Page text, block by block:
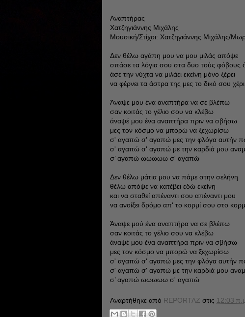
Αναπτήρας
Χατζηγιάννης Μιχάλης
Μουσική/Στίχοι: Χατζηγιάννης Μιχάλης/
Δεν θέλω αγάπη μου να μου μιλάς απόψε
σπάσε τα λόγια σου στα δυο τούς φόβους
άσε την νύχτα να μιλάει εκείνη μόνο ξέρει
να φέρνει τα άστρα της μες το δικό σου χέρι
Άναψε μου ένα αναπτήρα να σε βλέπω
σαν κοιτάς το γέλιο σου να κλέβω
άναψέ μου ένα αναπτήρα πριν να σβήσω
μες τον κόσμο να μπορώ να ξεχωρίσω
σ' αγαπώ σ' αγαπώ μες την φλόγα αυτήν
σ' αγαπώ σ' αγαπώ με την καρδιά μου
σ’ αγαπώ ωωωωω σ' αγαπώ
Δεν θέλω μάτια μου να πάμε στην σελήνη
θέλω απόψε να κατέβει εδώ εκείνη
και να σταθεί απέναντι σου απέναντι μου
να ανοίξει δρόμο απ' το κορμί σου στο
Άναψε μού ένα αναπτήρα να σε βλέπω
σαν κοιτάς το γέλιο σου να κλέβω
άναψέ μου ένα αναπτήρα πριν να σβήσω
μες τον κόσμο να μπορώ να ξεχωρίσω
σ' αγαπώ σ' αγαπώ μες την φλόγα αυτήν
σ' αγαπώ σ' αγαπώ με την καρδιά μου
σ’ αγαπώ ωωωωω σ' αγαπώ
Αναρτήθηκε από REPORTAZ στις 12:03